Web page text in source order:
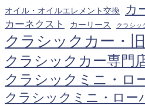
オイル・オイルエレメント交換 カ
カーネクスト カーリース クラシッ
クラシックカー・
クラシックカー専門
クラシックミニ・ロ
クラシックミニ・ロー